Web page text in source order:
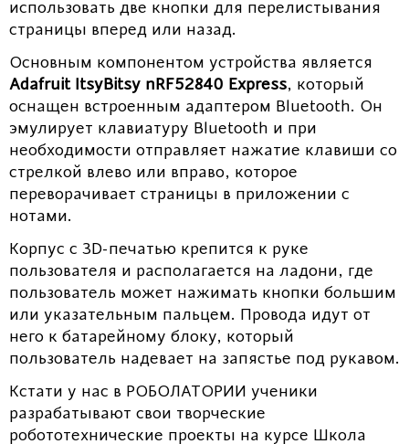
использовать две кнопки для перелистывания
страницы вперед или назад.
Основным компонентом устройства является
Adafruit ItsyBitsy nRF52840 Express, который
оснащен встроенным адаптером Bluetooth. Он
эмулирует клавиатуру Bluetooth и при
необходимости отправляет нажатие клавиши со
стрелкой влево или вправо, которое
переворачивает страницы в приложении с
нотами.
Корпус с 3D-печатью крепится к руке
пользователя и располагается на ладони, где
пользователь может нажимать кнопки большим
или указательным пальцем. Провода идут от
него к батарейному блоку, который
пользователь надевает на запястье под рукавом.
Кстати у нас в РОБОЛАТОРИИ ученики
разрабатывают свои творческие
робототехнические проекты на курсе Школа